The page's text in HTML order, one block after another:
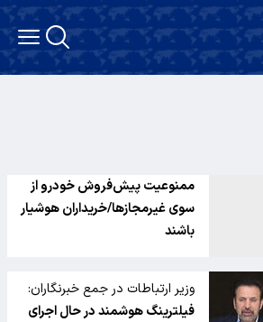
ممنوعیت پیش‌فروش خودرو از
سوی غیرمجازها/خریداران هوشیار
باشند
وزیر ارتباطات در جمع خبرنگاران:
فیلترینگ هوشمند در حال اجرای